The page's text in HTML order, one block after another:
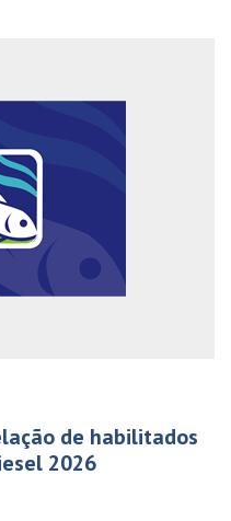
de habilitados
2026